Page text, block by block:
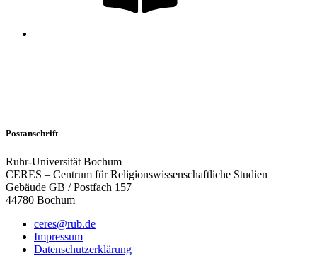
Postanschrift
Ruhr-Universität Bochum
CERES – Centrum für Religionswissenschaftliche Studien
Gebäude GB / Postfach 157
44780 Bochum
ceres@rub.de
Impressum
Datenschutzerklärung